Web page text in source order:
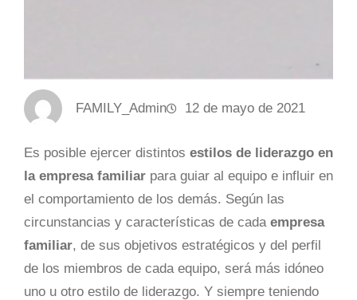
FAMILY_Admin 12 de mayo de 2021
Es posible ejercer distintos estilos de liderazgo en
la empresa familiar para guiar al equipo e influir en
el comportamiento de los demás. Según las
circunstancias y características de cada empresa
familiar, de sus objetivos estratégicos y del perfil
de los miembros de cada equipo, será más idóneo
uno u otro estilo de liderazgo. Y siempre teniendo